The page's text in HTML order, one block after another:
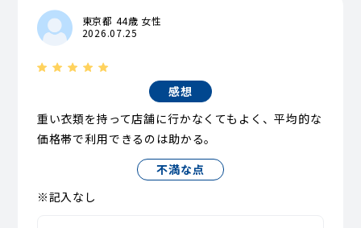
東京都 44歳 女性
2026.07.25
感想
重い衣類を持って店舗に行かなくてもよく、平均的な
価格帯で利用できるのは助かる。
不満な点
※記入なし